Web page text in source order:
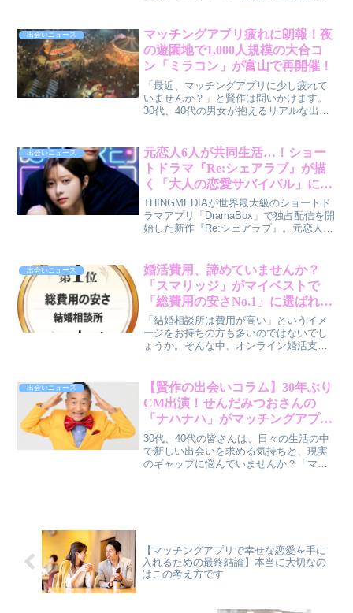
意識調査から、30代・40代の男女が知っ
ておくべき「選ばれる写真」と「避けら
れる写真」のリアルな実態を、賢作が男
性目線で解説します。加工のしすぎや清
潔感のなさなど、意外なNGポイントを理
解して、素敵な出会いを掴むヒントを見
つけましょう。
出会いニュース
マッチングアプリ疲れに朗報！夜
の遊園地で1,000人規模の大合コ
ン「ミラコン」が富山で再開催！
「最近、マッチングアプリに少し疲れて
いませんか？」と賢作は問いかけます。
30代、40代の男女が抱えるリアルな出会
を提案。夜の遊園地を貸し切った非日常
空間での出会いの魅力、そしてその具体
的な理由を、男性目線も交えながら解説
します。
出会いニュース
元恋人6人が共同生活…！ショー
トドラマ『Re:シェアラブ』が描
く「大人の恋愛サバイバル」に賢
作が思うこと
THINGMEDIAが世界最大級のショートド
ラマアプリ「DramaBox」で独占配信を開
始した新作『Re:シェアラブ』。元恋人同
雑さや本音を浮き彫りにします。筆者・
賢作が、このドラマが大人の心に響く理
由を深掘りします。
出会いニュース
婚活費用、諦めていませんか？
「スマリッジ」がマイベストで
「総費用の安さNo.1」に選ばれた
理由と賢作の視点
「結婚相談所は費用が高い」というイメ
ージをお持ちの方も多いのではないでし
ょうか。そんな中、オンライン婚活支援
所 総費用の安さ No.1」に選出されまし
た。この記事では、なぜスマリッジが選
ばれたのか、その理由と、30代・40代の
婚活世代に賢作が伝えたい本音を交えて
ご紹介します。
出会いニュース
【賢作の出会いコラム】30年ぶり
CM出演！せんだみつおさんの
「ナハナハ」がマッチングアプリ
の新しい扉を開く？
30代、40代の皆さんは、日々の生活の中
で新しい出会いを求める気持ちと、現実
のギャップに悩んでいませんか？「マッ
「ハッピーメール」の新CMから、私たち
の出会いに対する考え方を変えるヒント
を探ります。
【マッチングアプリで幸せな恋愛を手に
入れるための最終結論】本当に大切なの
はこの考え方です